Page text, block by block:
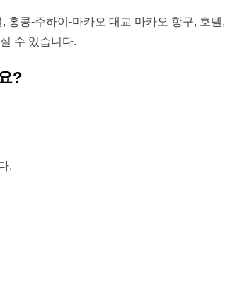
홍콩-주하이-마카오 대교 마카오 항구, 호텔,
수 있습니다.
?
.